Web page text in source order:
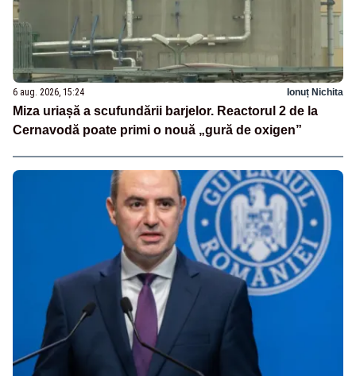
6 aug. 2026, 15:24 Ionuț Nichita
Miza uriașă a scufundării barjelor. Reactorul 2 de la
Cernavodă poate primi o nouă „gură de oxigen”